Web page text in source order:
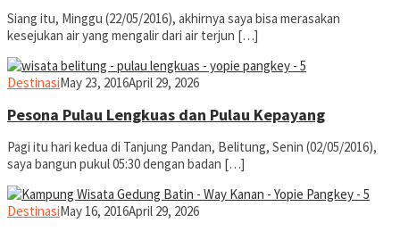
Siang itu, Minggu (22/05/2016), akhirnya saya bisa merasakan
kesejukan air yang mengalir dari air terjun […]
Destinasiyopiefranz
May 23, 2016April 29, 2026
Pesona Pulau Lengkuas dan Pulau Kepayang
Pagi itu hari kedua di Tanjung Pandan, Belitung, Senin (02/05/2016),
saya bangun pukul 05:30 dengan badan […]
Destinasiyopiefranz
May 16, 2016April 29, 2026